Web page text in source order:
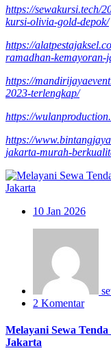
https://sewakursi.tech/
kursi-olivia-gold-depok/
https://
ramadhan-kemayoran-
https://
2023-terlengkap/
https://
https://
jakarta-murah-
10 Jan 2026
2 Komentar
Melayani Sewa
Jakarta